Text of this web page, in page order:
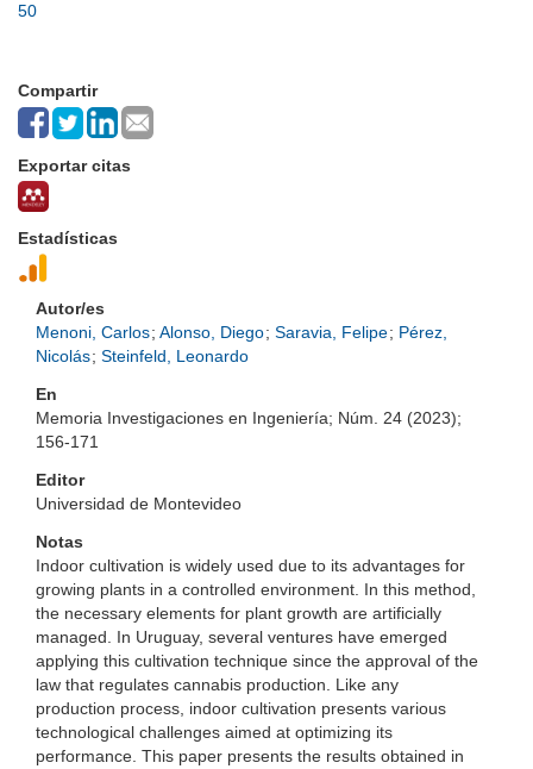
50
Compartir
Exportar citas
Estadísticas
Autor/es
Menoni, Carlos; Alonso, Diego; Saravia, Felipe; Pérez,
Nicolás; Steinfeld, Leonardo
En
Memoria Investigaciones en Ingeniería; Núm. 24 (2023);
156-171
Editor
Universidad de Montevideo
Notas
Indoor cultivation is widely used due to its advantages for
growing plants in a controlled environment. In this method,
the necessary elements for plant growth are artificially
managed. In Uruguay, several ventures have emerged
applying this cultivation technique since the approval of the
law that regulates cannabis production. Like any
production process, indoor cultivation presents various
technological challenges aimed at optimizing its
performance. This paper presents the results obtained in